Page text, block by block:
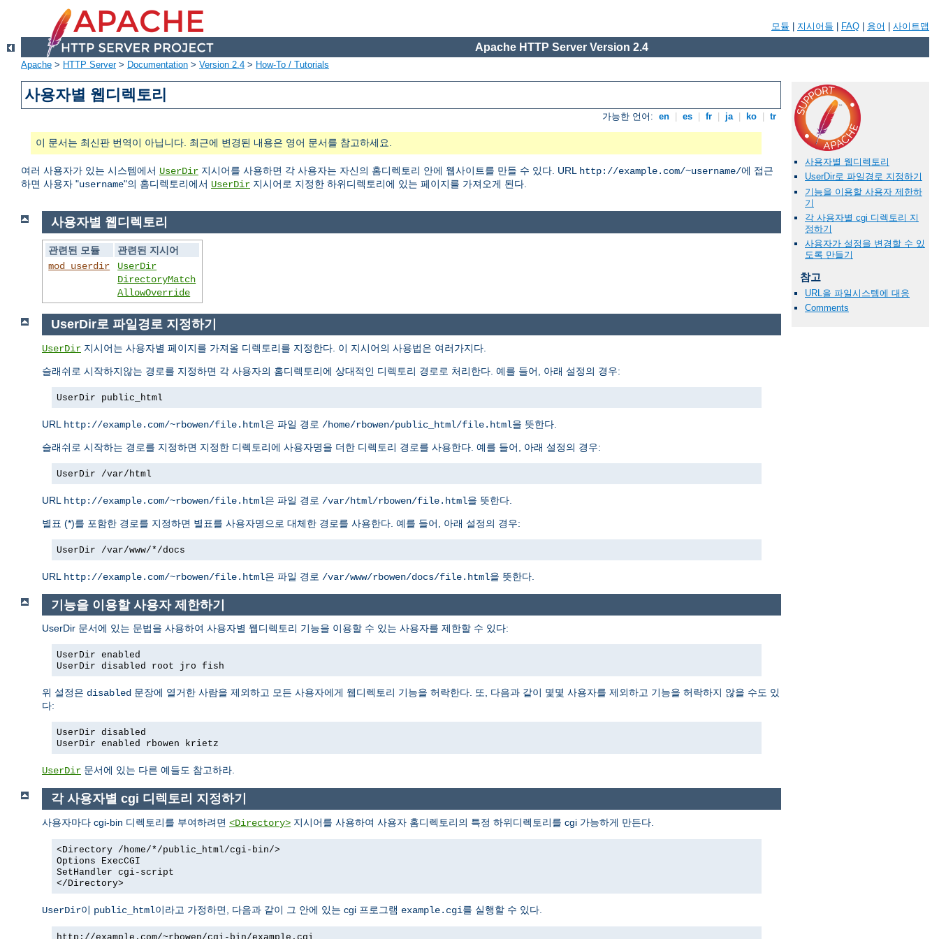
모듈 지시어들 FAQ 용어 사이트맵
Apache HTTP Server Version 2.4
Apache > HTTP Server> Documentation > Version 2.4 > How-To / Tutorials
사용자별 웹디렉토리
가능한 언어: en es fr ja ko tr
이 문서는 최신판 번역이 아닙니다. 최근에 변경된 내용은 영어 문서를 참고하세요.
여러 사용자가 있는 시스템에서 UserDir 지시어를 사용하면 각 사용자는 자신의 홈디렉토리 안에 웹사이트를 만들 수 있다. URL http://example.com/~username/에 접근
하면 사용자 "username"의 홈디렉토리에서 UserDir 지시어로 지정한 하위디렉토리에 있는 페이지를 가져오게 된다.
사용자별 웹디렉토리
UserDir로 파일경로 지정하기
기능을 이용할 사용자 제한하
기
각 사용자별 cgi 디렉토리 지
정하기
사용자가 설정을 변경할 수 있
도록 만들기
참고
URL을 파일시스템에 대응
Comments
사용자별 웹디렉토리
관련된 모듈
관련된 지시어
mod_userdir
UserDir
DirectoryMatch
AllowOverride
UserDir로 파일경로 지정하기
UserDir 지시어는 사용자별 페이지를 가져올 디렉토리를 지정한다. 이 지시어의 사용법은 여러가지다.
슬래쉬로 시작하지않는 경로를 지정하면 각 사용자의 홈디렉토리에 상대적인 디렉토리 경로로 처리한다. 예를 들어, 아래 설정의 경우:
UserDir public_html
URL http://example.com/~rbowen/file.html은 파일 경로 /home/rbowen/public_html/file.html을 뜻한다.
슬래쉬로 시작하는 경로를 지정하면 지정한 디렉토리에 사용자명을 더한 디렉토리 경로를 사용한다. 예를 들어, 아래 설정의 경우:
UserDir /var/html
URL http://example.com/~rbowen/file.html은 파일 경로 /var/html/rbowen/file.html을 뜻한다.
별표 (*)를 포함한 경로를 지정하면 별표를 사용자명으로 대체한 경로를 사용한다. 예를 들어, 아래 설정의 경우:
UserDir /var/www/*/docs
URL http://example.com/~rbowen/file.html은 파일 경로 /var/www/rbowen/docs/file.html을 뜻한다.
기능을 이용할 사용자 제한하기
UserDir 문서에 있는 문법을 사용하여 사용자별 웹디렉토리 기능을 이용할 수 있는 사용자를 제한할 수 있다:
UserDir enabled
UserDir disabled root jro fish
위 설정은 disabled 문장에 열거한 사람을 제외하고 모든 사용자에게 웹디렉토리 기능을 허락한다. 또, 다음과 같이 몇몇 사용자를 제외하고 기능을 허락하지 않을 수도 있
다:
UserDir disabled
UserDir enabled rbowen krietz
UserDir 문서에 있는 다른 예들도 참고하라.
각 사용자별 cgi 디렉토리 지정하기
사용자마다 cgi-bin 디렉토리를 부여하려면 <Directory> 지시어를 사용하여 사용자 홈디렉토리의 특정 하위디렉토리를 cgi 가능하게 만든다.
<Directory /home/*/public_html/cgi-bin/>
Options ExecCGI
SetHandler cgi-script
</Directory>
UserDir이 public_html이라고 가정하면, 다음과 같이 그 안에 있는 cgi 프로그램 example.cgi를 실행할 수 있다.